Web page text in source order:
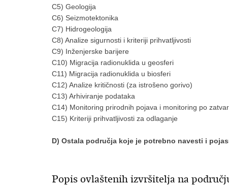
C5) Geologija
C6) Seizmotektonika
C7) Hidrogeologija
C8) Analize sigurnosti i kriteriji prihvatljivosti
C9) Inženjerske barijere
C10) Migracija radionuklida u geosferi
C11) Migracija radionuklida u biosferi
C12) Analize kritičnosti (za istrošeno gorivo)
C13) Arhiviranje podataka
C14) Monitoring prirodnih pojava i monitoring po
C15) Kriteriji prihvatljivosti za odlaganje
D) Ostala područja koje je potrebno navesti i
Popis ovlaštenih izvršitelja na